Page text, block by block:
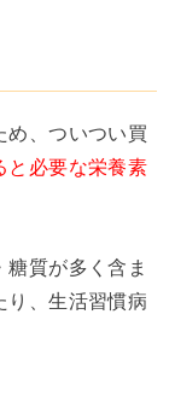
め、ついつい買
と必要な栄養素
質が多く含ま
り、生活習慣病